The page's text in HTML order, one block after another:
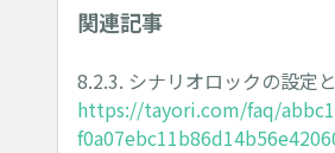
関連記事
8.2.3. シナリオロックの設定
https://tayori.com/faq/